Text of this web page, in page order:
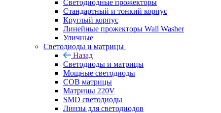
Светодиодные прожекторы
Стандартный и тонкий корпус
Круглый корпус
Линейные прожекторы Wall Washer
Уличные
Светодиоды и матрицы
Назад
Светодиоды и матрицы
Мощные светодиоды
COB матрицы
Матрицы 220V
SMD светодиоды
Линзы для светодиодов